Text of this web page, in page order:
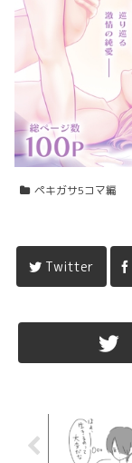
ペキガサ5コマ編
Twitter